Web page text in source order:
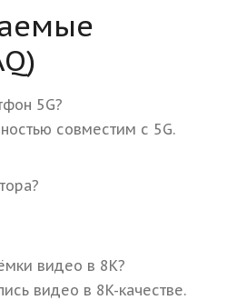
5G?
совместим с 5G.
видео в 8K?
видео в 8K-качестве.